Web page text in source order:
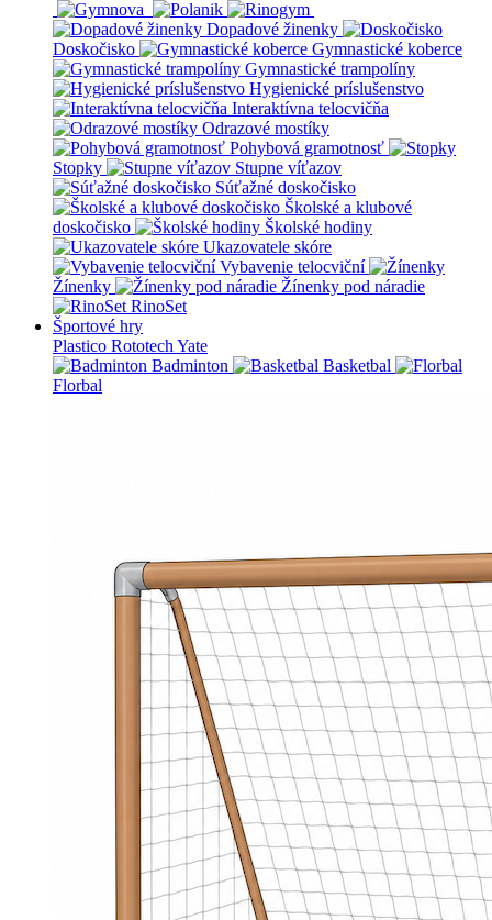
Dopadové žinenky
Doskočisko
Gymnastické koberce
Gymnastické trampolíny
Hygienické príslušenstvo
Interaktívna telocvičňa
Odrazové mostíky
Pohybová gramotnosť
Stopky
Stupne víťazov
Súťažné doskočisko
Školské a klubové
doskočisko
Školské hodiny
Ukazovatele skóre
Vybavenie telocviční
Žínenky
Žínenky pod náradie
RinoSet
Športové hry
Plastico Rototech Yate
Badminton
Basketbal
Florbal